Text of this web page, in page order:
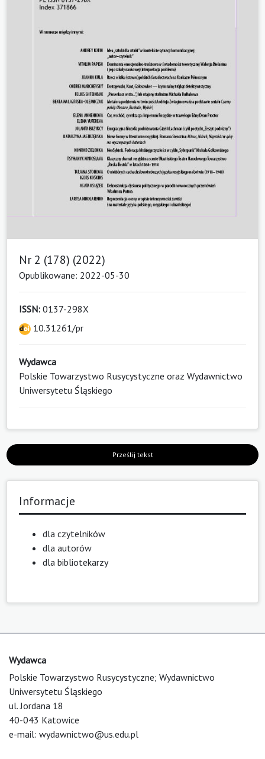
Nr 2 (178) (2022)
Opublikowane: 2022-05-30
ISSN: 0137-298X
10.31261/pr
Wydawca
Polskie Towarzystwo Rusycystyczne oraz Wydawnictwo
Uniwersytetu Śląskiego
Prześlij tekst
Informacje
dla czytelników
dla autorów
dla bibliotekarzy
Wydawca
Polskie Towarzystwo Rusycystyczne; Wydawnictwo
Uniwersytetu Śląskiego
ul. Jordana 18
40-043 Katowice
e-mail: wydawnictwo@us.edu.pl